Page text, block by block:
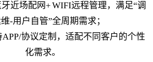
近场配网+ WIFI远程管理，满足“调
-用户自管”全周期需求；
APP/协议定制，适配不同客户的个性
化需求。